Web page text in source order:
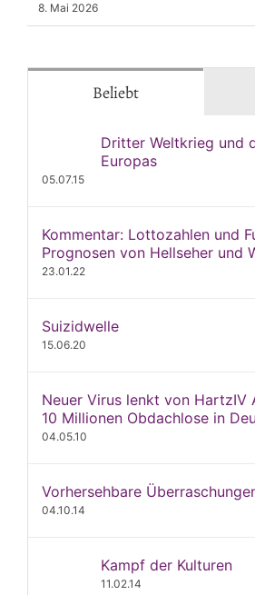
8. Mai 2026
Beliebt
Dritter Weltkrieg und
Europas
05.07.15
Kommentar: Lottozahlen und
Prognosen von Hellseher und
23.01.22
Suizidwelle
15.06.20
Neuer Virus lenkt von HartzIV
10 Millionen Obdachlose in
04.05.10
Vorhersehbare
04.10.14
Kampf der Kulturen
11.02.14